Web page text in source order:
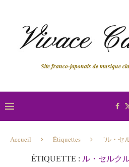
Site franco-japonais de musique
Accueil Étiquettes "ル・セ
ÉTIQUETTE : ル・セルク